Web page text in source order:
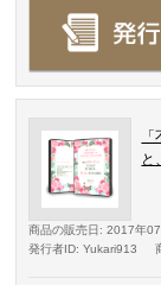
と
商品の販売日 : 2017年
発行者ID: Yukari913